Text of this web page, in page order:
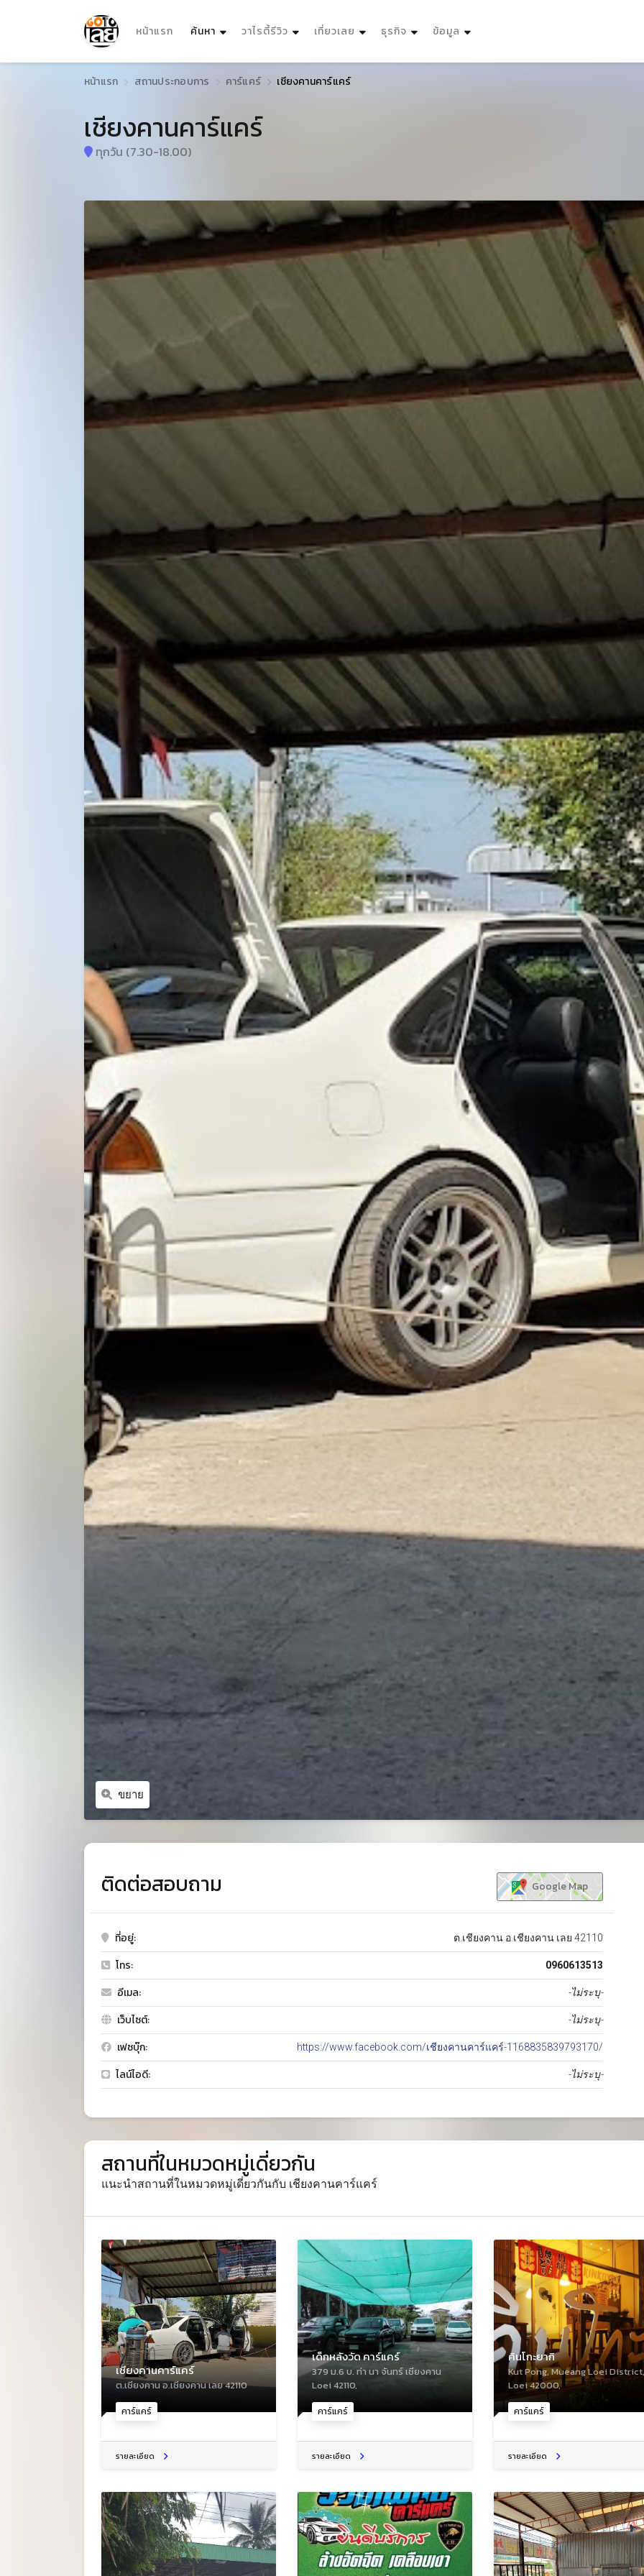
หน้าแรก ค้นหา (current)วาไรตี้รีวิว เที่ยวเลย ธุรกิจ ข้อมูล
หน้าแรก สถานประกอบการ คาร์แคร์ เชียงคานคาร์แคร์
เชียงคานคาร์แคร์
ทุกวัน (7.30-18.00)
ขยาย
ติดต่อสอบถาม Google Map
ที่อยู่: ต.เชียงคาน อ.เชียงคาน เลย 42110
โทร: 0960613513
อีเมล: -ไม่ระบุ-
เว็บไซต์: -ไม่ระบุ-
เฟซบุ๊ก: https://www.facebook.com/เชียงคานคาร์แคร์-1168835839793170/
ไลน์ไอดี: -ไม่ระบุ-
สถานที่ในหมวดหมู่เดี่ยวกัน
แนะนำสถานที่ในหมวดหมู่เดี่ยวกันกับ เชียงคานคาร์แคร์
คาร์แคร์
เชียงคานคาร์แคร์
ต.เชียงคาน อ.เชียงคาน เลย 42110
รายละเอียด
คาร์แคร์
เด็กหลังวัด คาร์แคร์
379 ม.6 บ. ท่า นา จันทร์ เชียงคาน
Loei 42110,
รายละเอียด
คาร์แคร์
คินโกะยากิ
Kut Pong, Mueang Loei District,
Loei 42000,
รายละเอียด